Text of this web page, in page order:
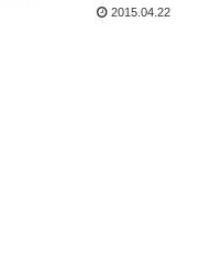
2015.04.22